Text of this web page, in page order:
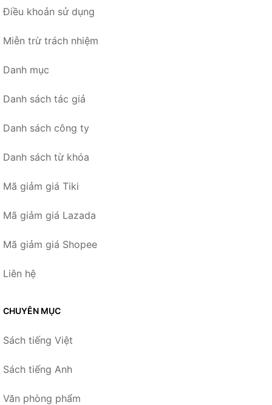
Điều khoản sử dụng
Miễn trừ trách nhiệm
Danh mục
Danh sách tác giả
Danh sách công ty
Danh sách từ khóa
Mã giảm giá Tiki
Mã giảm giá Lazada
Mã giảm giá Shopee
Liên hệ
CHUYÊN MỤC
Sách tiếng Việt
Sách tiếng Anh
Văn phòng phẩm